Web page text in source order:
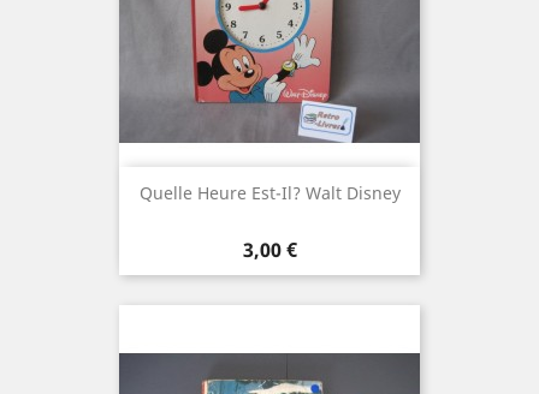
Quelle Heure Est-Il? Walt Disney
Prix
3,00 €